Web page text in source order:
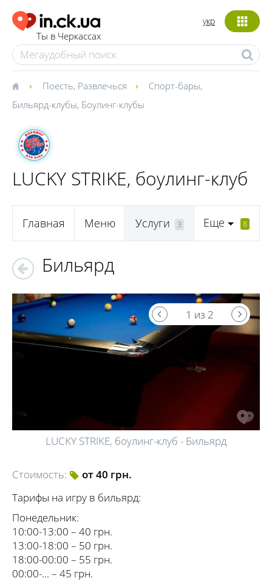
Ты в Черкассах
укр
Поесть, Развлечься Спорт-бары,
Бильярд-клубы, Боулинг-клубы
LUCKY STRIKE, боулинг-клуб
Главная Меню Услуги 3 Еще 8
Бильярд
LUCKY STRIKE, боулинг-клуб - Бильярд
1 из 2
Стоимость:
от 40 грн.
Тарифы на игру в бильярд:
Понедельник:
10:00-13:00 – 40 грн.
13:00-18:00 – 50 грн.
18:00-00:00 – 55 грн.
00:00-... – 45 грн.